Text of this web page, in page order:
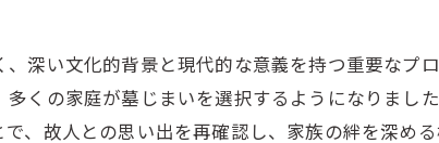
業者との契約内容を明確にする
業者とのコミュニケーションを円滑に行う
深い文化的背景と現代的な意義を持つ重要なプ
くの家庭が墓じまいを選択するようになりまし
、故人との思い出を再確認し、家族の絆を深め